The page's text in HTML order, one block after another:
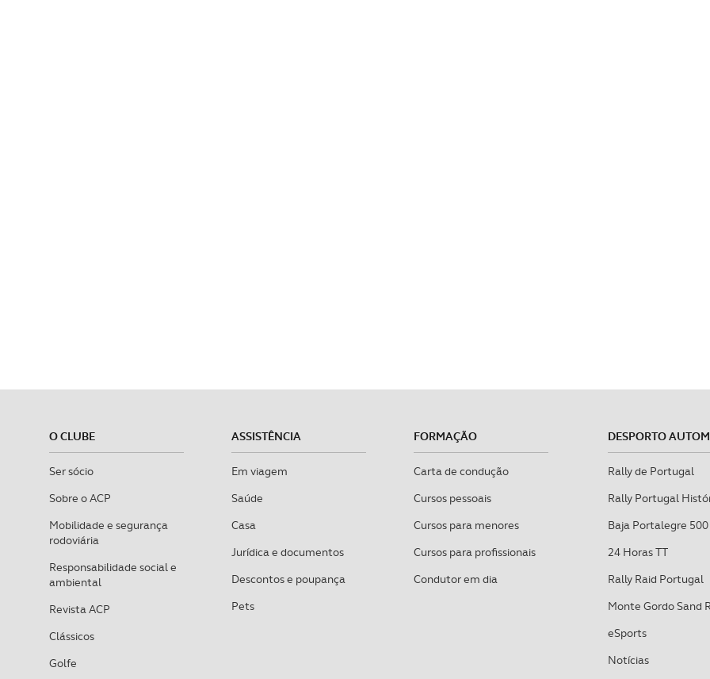
O CLUBE
Ser sócio
Sobre o ACP
Mobilidade e segurança
rodoviária
Responsabilidade social e
ambiental
Revista ACP
Clássicos
Golfe
ASSISTÊNCIA
Em viagem
Saúde
Casa
Jurídica e documentos
Descontos e poupança
Pets
FORMAÇÃO
Carta de condução
Cursos pessoais
Cursos para menores
Cursos para profissionais
Condutor em dia
DESPORTO
Rally de Portugal
Rally Portugal
Baja Portalegre 500
24 Horas TT
Rally Raid Portugal
Monte Gordo Sand
eSports
Notícias